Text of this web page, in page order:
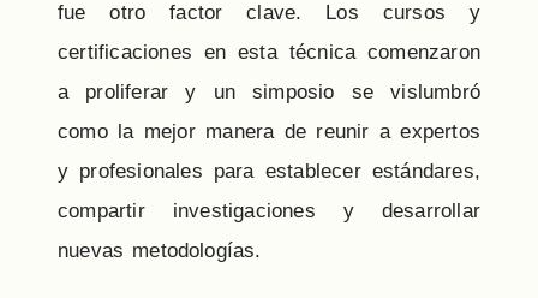
fue otro factor clave. Los cursos y
certificaciones en esta técnica comenzaron
a proliferar y un simposio se vislumbró
como la mejor manera de reunir a expertos
y profesionales para establecer estándares,
compartir investigaciones y desarrollar
nuevas metodologías.